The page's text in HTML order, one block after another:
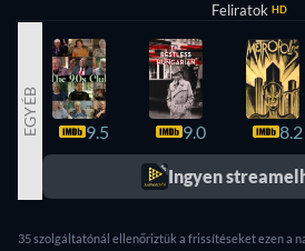
Feliratok HD
EGYÉB 9.5 9.0 8.2
Ingyen
35 szolgáltatónál ellenőriztük a frissítéseket ezen a